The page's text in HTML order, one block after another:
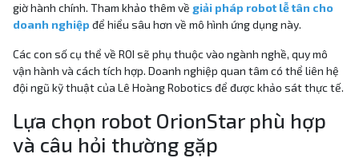
giờ hành chính. Tham khảo thêm về giải pháp robot lễ tân cho
doanh nghiệp để hiểu sâu hơn về mô hình ứng dụng này.
Các con số cụ thể về ROI sẽ phụ thuộc vào ngành nghề, quy mô
vận hành và cách tích hợp. Doanh nghiệp quan tâm có thể liên hệ
đội ngũ kỹ thuật của Lê Hoàng Robotics để được khảo sát thực tế.
Lựa chọn robot OrionStar phù hợp
và câu hỏi thường gặp